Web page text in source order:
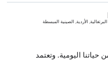
البرتغالية, الأردية, الصينية المبسطة
حياتنا اليومية. وتعتمد